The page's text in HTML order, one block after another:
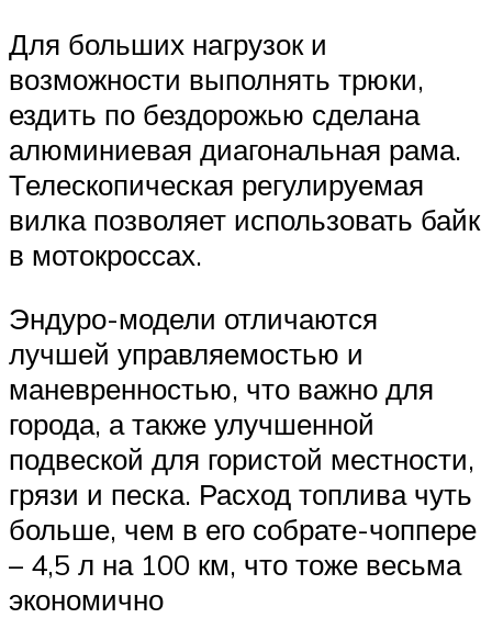
Для больших нагрузок и
возможности выполнять трюки,
ездить по бездорожью сделана
алюминиевая диагональная рама.
Телескопическая регулируемая
вилка позволяет использовать байк
в мотокроссах.
Эндуро-модели отличаются
лучшей управляемостью и
маневренностью, что важно для
города, а также улучшенной
подвеской для гористой местности,
грязи и песка. Расход топлива чуть
больше, чем в его собрате-чоппере
– 4,5 л на 100 км, что тоже весьма
экономично